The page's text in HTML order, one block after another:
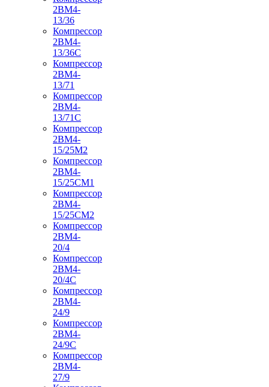
2ВМ4-
13/36
Компрессор
2ВМ4-
13/36С
Компрессор
2ВМ4-
13/71
Компрессор
2ВМ4-
13/71С
Компрессор
2ВМ4-
15/25М2
Компрессор
2ВМ4-
15/25СМ1
Компрессор
2ВМ4-
15/25СМ2
Компрессор
2ВМ4-
20/4
Компрессор
2ВМ4-
20/4С
Компрессор
2ВМ4-
24/9
Компрессор
2ВМ4-
24/9С
Компрессор
2ВМ4-
27/9